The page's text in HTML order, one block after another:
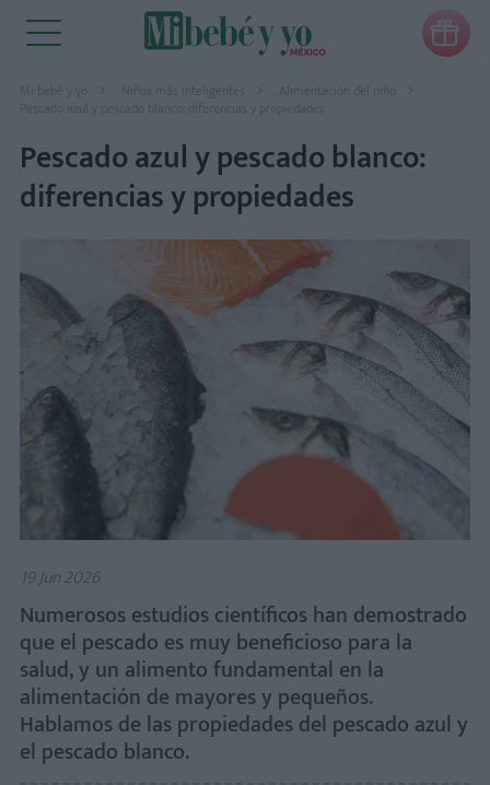

Mi bebé y yo Niños más inteligentes
Alimentación del niño
Pescado azul y pescado blanco: diferencias y propiedades
Pescado azul y pescado blanco:
diferencias y propiedades
19 Jun 2026
Numerosos estudios científicos han demostrado
que el pescado es muy beneficioso para la
salud, y un alimento fundamental en la
alimentación de mayores y pequeños.
Hablamos de las propiedades del pescado azul y
el pescado blanco.